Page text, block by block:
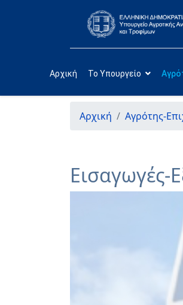
Αρχική Το Υπουργείο
Αρχική Αγρότης-
Εισαγωγές-